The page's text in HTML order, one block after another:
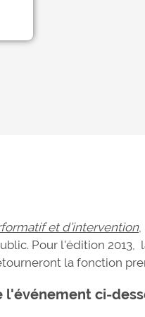
et d’intervention,
Pour l'édition
la fonction
l'événement ci-